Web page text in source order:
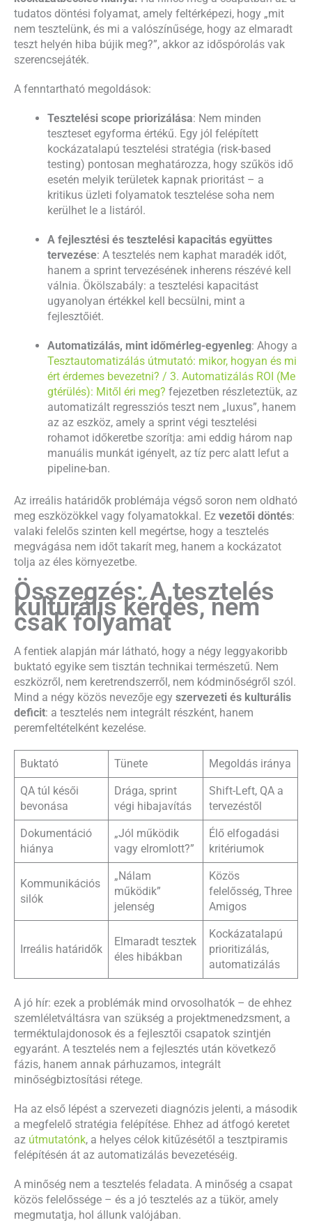
tudatos döntési folyamat, amely feltérképezi, hogy „mit
nem tesztelünk, és mi a valószínűsége, hogy az elmaradt
teszt helyén hiba bújik meg?”, akkor az időspórolás vak
szerencsejáték.
A fenntartható megoldások:
Tesztelési scope priorizálása: Nem minden
teszteset egyforma értékű. Egy jól felépített
kockázatalapú tesztelési stratégia (risk-based
testing) pontosan meghatározza, hogy szűkös idő
esetén melyik területek kapnak prioritást – a
kritikus üzleti folyamatok tesztelése soha nem
kerülhet le a listáról.
A fejlesztési és tesztelési kapacitás együttes
tervezése: A tesztelés nem kaphat maradék időt,
hanem a sprint tervezésének inherens részévé kell
válnia. Ökölszabály: a tesztelési kapacitást
ugyanolyan értékkel kell becsülni, mint a
fejlesztőiét.
Automatizálás, mint időmérleg-egyenleg: Ahogy a
Tesztautomatizálás útmutató: mikor, hogyan és mi
ért érdemes bevezetni? / 3. Automatizálás ROI (Me
gtérülés): Mitől éri meg? fejezetben részleteztük, az
automatizált regressziós teszt nem „luxus”, hanem
az az eszköz, amely a sprint végi tesztelési
rohamot időkeretbe szorítja: ami eddig három nap
manuális munkát igényelt, az tíz perc alatt lefut a
pipeline-ban.
Az irreális határidők problémája végső soron nem oldható
meg eszközökkel vagy folyamatokkal. Ez vezetői döntés:
valaki felelős szinten kell megértse, hogy a tesztelés
megvágása nem időt takarít meg, hanem a kockázatot
tolja az éles környezetbe.
Összegzés: A tesztelés
kulturális kérdés, nem
csak folyamat
A fentiek alapján már látható, hogy a négy leggyakoribb
buktató egyike sem tisztán technikai természetű. Nem
eszközről, nem keretrendszerről, nem kódminőségről szól.
Mind a négy közös nevezője egy szervezeti és kulturális
deficit: a tesztelés nem integrált részként, hanem
peremfeltételként kezelése.
Buktató Tünete Megoldás iránya
QA túl késői
bevonása
Drága, sprint
végi hibajavítás
Shift-Left, QA a
tervezéstől
Dokumentáció
hiánya
„Jól működik
vagy elromlott?”
Élő elfogadási
kritériumok
Kommunikációs
silók
„Nálam
működik”
jelenség
Közös
felelősség, Three
Amigos
Irreális határidők
Elmaradt tesztek
éles hibákban
Kockázatalapú
prioritizálás,
automatizálás
A jó hír: ezek a problémák mind orvosolhatók – de ehhez
szemléletváltásra van szükség a projektmenedzsment, a
terméktulajdonosok és a fejlesztői csapatok szintjén
egyaránt. A tesztelés nem a fejlesztés után következő
fázis, hanem annak párhuzamos, integrált
minőségbiztosítási rétege.
Ha az első lépést a szervezeti diagnózis jelenti, a második
a megfelelő stratégia felépítése. Ehhez ad átfogó keretet
az útmutatónk, a helyes célok kitűzésétől a tesztpiramis
felépítésén át az automatizálás bevezetéséig.
A minőség nem a tesztelés feladata. A minőség a csapat
közös felelőssége – és a jó tesztelés az a tükör, amely
megmutatja, hol állunk valójában.